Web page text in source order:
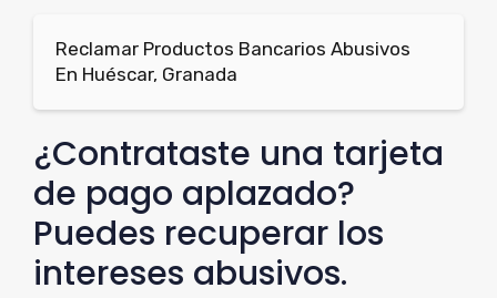
Reclamar Productos Bancarios Abusivos
En Huéscar, Granada
¿Contrataste una tarjeta
de pago aplazado?
Puedes recuperar los
intereses abusivos.